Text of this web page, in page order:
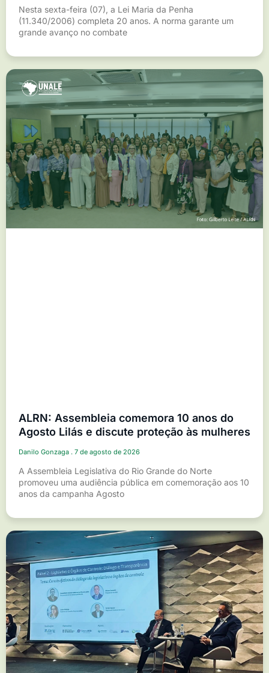
Nesta sexta-feira (07), a Lei Maria da Penha
(11.340/2006) completa 20 anos. A norma garante um
grande avanço no combate
ALRN: Assembleia comemora 10 anos do
Agosto Lilás e discute proteção às mulheres
Danilo Gonzaga 7 de agosto de 2026
A Assembleia Legislativa do Rio Grande do Norte
promoveu uma audiência pública em comemoração aos 10
anos da campanha Agosto